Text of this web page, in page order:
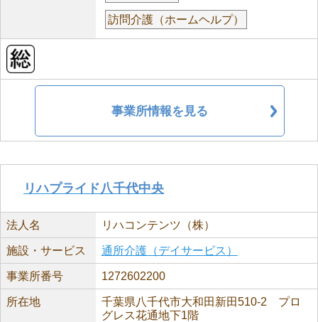
訪問介護（ホームヘルプ）
事業所情報を見る
リハプライド八千代中央
法人名 リハコンテンツ（株）
施設・サービス 通所介護（デイサービス）
事業所番号 1272602200
所在地
千葉県八千代市大和田新田510-2 プロ
グレス花通地下1階